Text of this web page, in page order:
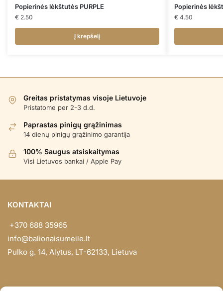
Popierinės lėkštutės PURPLE
€ 2.50
Į krepšelį
Popierinės
€ 4.50
Greitas pristatymas visoje Lietuvoje
Pristatome per 2-3 d.d.
Paprastas pinigų grąžinimas
14 dienų pinigų grąžinimo garantija
100% Saugus atsiskaitymas
Visi Lietuvos bankai / Apple Pay
KONTAKTAI
+370 688 35965
info@balionaisumeile.lt
Pulko g. 14, Alytus, LT-62133, Lietuva